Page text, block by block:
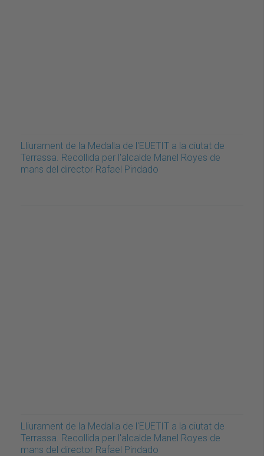
Lliurament de la Medalla de l'EUETIT a la ciutat de
Terrassa. Recollida per l'alcalde Manel Royes de
mans del director Rafael Pindado
Lliurament de la Medalla de l'EUETIT a la ciutat de
Terrassa. Recollida per l'alcalde Manel Royes de
mans del director Rafael Pindado